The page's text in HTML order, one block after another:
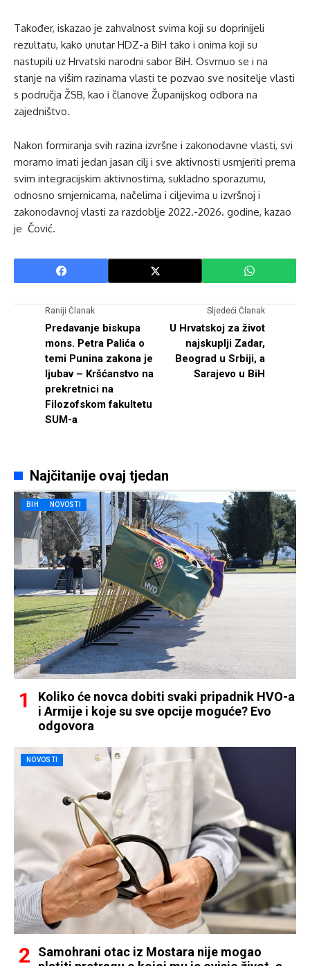
Također, iskazao je zahvalnost svima koji su doprinijeli
rezultatu, kako unutar HDZ-a BiH tako i onima koji su
nastupili uz Hrvatski narodni sabor BiH. Osvrnuo se i na
stanje na višim razinama vlasti te pozvao sve nositelje vlasti
s područja ŽSB, kao i članove Županijskog odbora na
zajedništvo.
Nakon formiranja svih razina izvršne i zakonodavne vlasti, svi
moramo imati jedan jasan cilj i sve aktivnosti usmjeriti prema
svim integracijskim aktivnostima, sukladno sporazumu,
odnosno smjernicama, načelima i ciljevima u izvršnoj i
zakonodavnoj vlasti za razdoblje 2022.-2026. godine, kazao
je Čović.
Raniji Članak
Predavanje biskupa
mons. Petra Palića o
temi Punina zakona je
ljubav – Kršćanstvo na
prekretnici na
Filozofskom fakultetu
SUM-a
Sljedeći Članak
U Hrvatskoj za život
najskuplji Zadar,
Beograd u Srbiji, a
Sarajevo u BiH
Najčitanije ovaj tjedan
BIH NOVOSTI
Koliko će novca dobiti svaki pripadnik HVO-a
i Armije i koje su sve opcije moguće? Evo
odgovora
NOVOSTI
Samohrani otac iz Mostara nije mogao